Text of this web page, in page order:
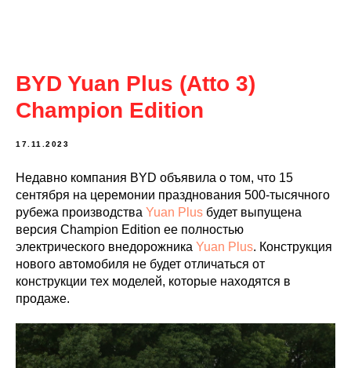
BYD Yuan Plus (Atto 3)
Champion Edition
17.11.2023
Недавно компания BYD объявила о том, что 15
сентября на церемонии празднования 500-тысячного
рубежа производства Yuan Plus будет выпущена
версия Champion Edition ее полностью
электрического внедорожника Yuan Plus. Конструкция
нового автомобиля не будет отличаться от
конструкции тех моделей, которые находятся в
продаже.